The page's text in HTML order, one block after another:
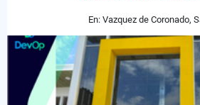
En: Vazquez de Coronado,